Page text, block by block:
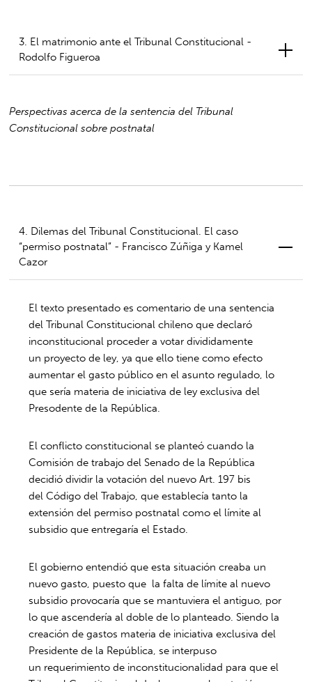
3. El matrimonio ante el Tribunal Constitucional -
Rodolfo Figueroa
Perspectivas acerca de la sentencia del Tribunal
Constitucional sobre postnatal
4. Dilemas del Tribunal Constitucional. El caso
“permiso postnatal” - Francisco Zúñiga y Kamel
Cazor
El texto presentado es comentario de una sentencia
del Tribunal Constitucional chileno que declaró
inconstitucional proceder a votar divididamente
un proyecto de ley, ya que ello tiene como efecto
aumentar el gasto público en el asunto regulado, lo
que sería materia de iniciativa de ley exclusiva del
Presodente de la República.
El conflicto constitucional se planteó cuando la
Comisión de trabajo del Senado de la República
decidió dividir la votación del nuevo Art. 197 bis
del Código del Trabajo, que establecía tanto la
extensión del permiso postnatal como el límite al
subsidio que entregaría el Estado.
El gobierno entendió que esta situación creaba un
nuevo gasto, puesto que la falta de límite al nuevo
subsidio provocaría que se mantuviera el antiguo, por
lo que ascendería al doble de lo planteado. Siendo la
creación de gastos materia de iniciativa exclusiva del
Presidente de la República, se interpuso
un requerimiento de inconstitucionalidad para que el